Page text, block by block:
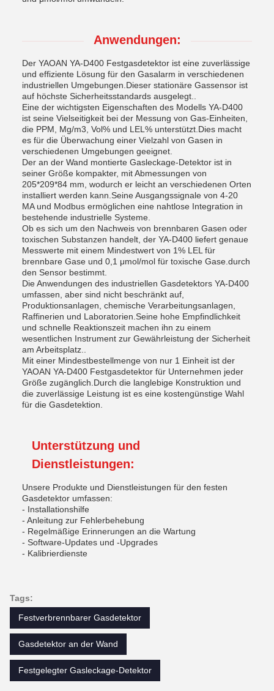
Anwendungen:
Der YAOAN YA-D400 Festgasdetektor ist eine zuverlässige
und effiziente Lösung für den Gasalarm in verschiedenen
industriellen Umgebungen.Dieser stationäre Gassensor ist
auf höchste Sicherheitsstandards ausgelegt..
Eine der wichtigsten Eigenschaften des Modells YA-D400
ist seine Vielseitigkeit bei der Messung von Gas-Einheiten,
die PPM, Mg/m3, Vol% und LEL% unterstützt.Dies macht
es für die Überwachung einer Vielzahl von Gasen in
verschiedenen Umgebungen geeignet.
Der an der Wand montierte Gasleckage-Detektor ist in
seiner Größe kompakter, mit Abmessungen von
205*209*84 mm, wodurch er leicht an verschiedenen Orten
installiert werden kann.Seine Ausgangssignale von 4-20
MA und Modbus ermöglichen eine nahtlose Integration in
bestehende industrielle Systeme.
Ob es sich um den Nachweis von brennbaren Gasen oder
toxischen Substanzen handelt, der YA-D400 liefert genaue
Messwerte mit einem Mindestwert von 1% LEL für
brennbare Gase und 0,1 μmol/mol für toxische Gase.durch
den Sensor bestimmt.
Die Anwendungen des industriellen Gasdetektors YA-D400
umfassen, aber sind nicht beschränkt auf,
Produktionsanlagen, chemische Verarbeitungsanlagen,
Raffinerien und Laboratorien.Seine hohe Empfindlichkeit
und schnelle Reaktionszeit machen ihn zu einem
wesentlichen Instrument zur Gewährleistung der Sicherheit
am Arbeitsplatz..
Mit einer Mindestbestellmenge von nur 1 Einheit ist der
YAOAN YA-D400 Festgasdetektor für Unternehmen jeder
Größe zugänglich.Durch die langlebige Konstruktion und
die zuverlässige Leistung ist es eine kostengünstige Wahl
für die Gasdetektion.
Unterstützung und
Dienstleistungen:
Unsere Produkte und Dienstleistungen für den festen
Gasdetektor umfassen:
- Installationshilfe
- Anleitung zur Fehlerbehebung
- Regelmäßige Erinnerungen an die Wartung
- Software-Updates und -Upgrades
- Kalibrierdienste
Tags:
Festverbrennbarer Gasdetektor
Gasdetektor an der Wand
Festgelegter Gasleckage-Detektor